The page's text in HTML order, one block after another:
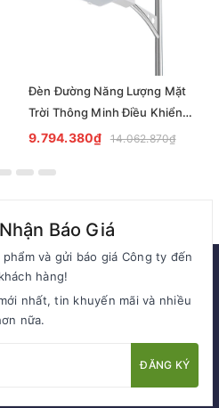
Đèn Đường Năng Lượng Mặt
Trời Thông Minh Điều Khiển
MPPT ZL-GMX01 ZALAA
9.794.380₫ 14.062.870₫
Báo Giá
và gửi báo giá Công ty đến
hàng!
nhất, tin khuyến mãi và nhiều
nữa.
ĐĂNG KÝ